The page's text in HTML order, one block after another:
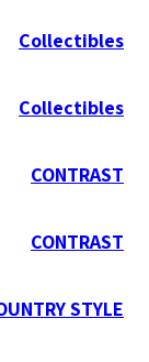
Collectibles
Collectibles
CONTRAST
CONTRAST
STYLE